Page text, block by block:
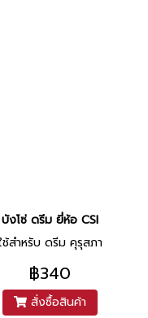
บังโซ่ ดรีม ยี่ห้อ CSI
ช้สำหรับ ดรีม คุรุสภา
฿340
สั่งซื้อสินค้า